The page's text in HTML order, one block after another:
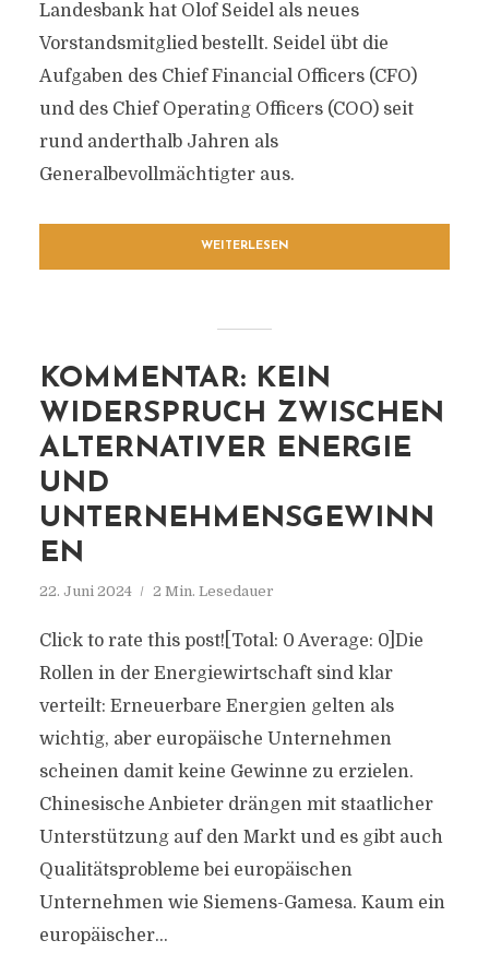
Landesbank hat Olof Seidel als neues
Vorstandsmitglied bestellt. Seidel übt die
Aufgaben des Chief Financial Officers (CFO)
und des Chief Operating Officers (COO) seit
rund anderthalb Jahren als
Generalbevollmächtigter aus.
WEITERLESEN
KOMMENTAR: KEIN
WIDERSPRUCH ZWISCHEN
ALTERNATIVER ENERGIE
UND
UNTERNEHMENSGEWINN
EN
22. Juni 2024 2 Min. Lesedauer
Click to rate this post![Total: 0 Average: 0]Die
Rollen in der Energiewirtschaft sind klar
verteilt: Erneuerbare Energien gelten als
wichtig, aber europäische Unternehmen
scheinen damit keine Gewinne zu erzielen.
Chinesische Anbieter drängen mit staatlicher
Unterstützung auf den Markt und es gibt auch
Qualitätsprobleme bei europäischen
Unternehmen wie Siemens-Gamesa. Kaum ein
europäischer...